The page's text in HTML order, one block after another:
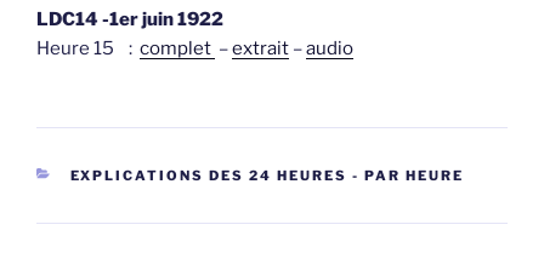
LDC14 -1er juin 1922
Heure 15 : complet –extrait –audio
CATEGORIEËN
EXPLICATIONS DES 24 HEURES - PAR HEURE